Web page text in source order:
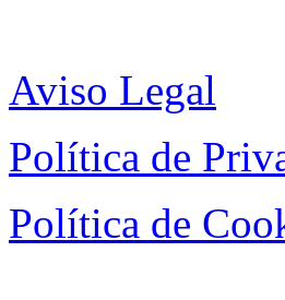
Aviso Legal
Política de
Política de